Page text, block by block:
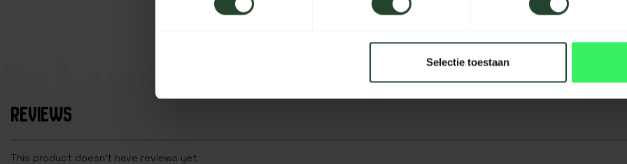
Selectie toestaan
REVIEWS
This product doesn't have reviews yet